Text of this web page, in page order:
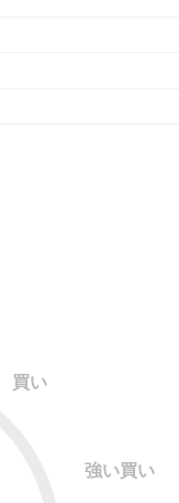
買い
強い買い